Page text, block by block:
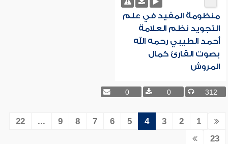
منظومة المفيد في علم
التجويد نظم العلامة
أحمد الطيبي رحمه الله
بصوت القارئ كمال
المروش
312
0
0
1
2
3
4
5
6
7
8
9
...
22
23